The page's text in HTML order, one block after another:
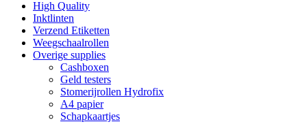
High Quality
Inktlinten
Verzend Etiketten
Weegschaalrollen
Overige supplies
Cashboxen
Geld testers
Stomerijrollen Hydrofix
A4 papier
Schapkaartjes